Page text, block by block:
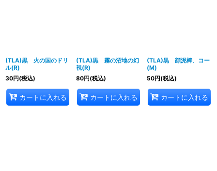
(TLA)黒 火の国のドリ
ル(R)
30円(税込)
カートに入れる
(TLA)黒 霧の沼地の幻
視(R)
80円(税込)
カートに入れる
(TLA)黒 顔泥棒、コー
(M)
50円(税込)
カートに入れる